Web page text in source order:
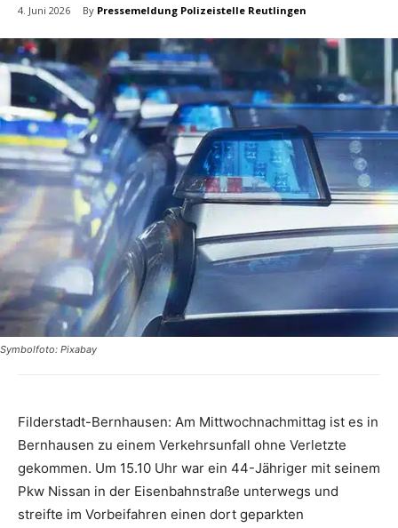
4. Juni 2026 By Pressemeldung Polizeistelle Reutlingen
Symbolfoto: Pixabay
Filderstadt-Bernhausen: Am Mittwochnachmittag ist es in
Bernhausen zu einem Verkehrsunfall ohne Verletzte
gekommen. Um 15.10 Uhr war ein 44-Jähriger mit seinem
Pkw Nissan in der Eisenbahnstraße unterwegs und
streifte im Vorbeifahren einen dort geparkten